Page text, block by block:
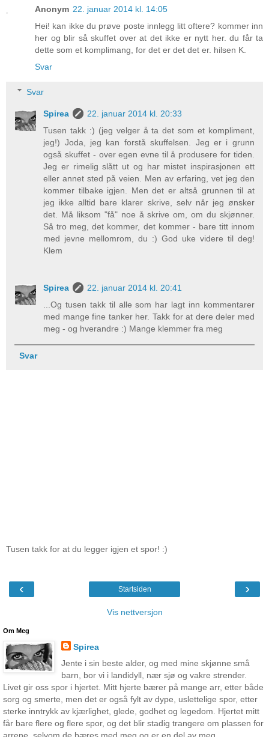
Anonym 22. januar 2014 kl. 14:05
Hei! kan ikke du prøve poste innlegg litt oftere? kommer inn
her og blir så skuffet over at det ikke er nytt her. du får ta
dette som et komplimang, for det er det det er. hilsen K.
Svar
Svar
Spirea
22. januar 2014 kl. 20:33
Tusen takk :) (jeg velger å ta det som et kompliment,
jeg!) Joda, jeg kan forstå skuffelsen. Jeg er i grunn
også skuffet - over egen evne til å produsere for tiden.
Jeg er rimelig slått ut og har mistet inspirasjonen ett
eller annet sted på veien. Men av erfaring, vet jeg den
kommer tilbake igjen. Men det er altså grunnen til at
jeg ikke alltid bare klarer skrive, selv når jeg ønsker
det. Må liksom "få" noe å skrive om, om du skjønner.
Så tro meg, det kommer, det kommer - bare titt innom
med jevne mellomrom, du :) God uke videre til deg!
Klem
Spirea
22. januar 2014 kl. 20:41
...Og tusen takk til alle som har lagt inn kommentarer
med mange fine tanker her. Takk for at dere deler med
meg - og hverandre :) Mange klemmer fra meg
Svar
Tusen takk for at du legger igjen et spor! :)
‹ ›
Startsiden
Vis nettversjon
Om Meg
Spirea
Jente i sin beste alder, og med mine skjønne små
barn, bor vi i landidyll, nær sjø og vakre strender.
Livet gir oss spor i hjertet. Mitt hjerte bærer på mange arr, etter både
sorg og smerte, men det er også fylt av dype, uslettelige spor, etter
sterke inntrykk av kjærlighet, glede, godhet og legedom. Hjertet mitt
får bare flere og flere spor, og det blir stadig trangere om plassen for